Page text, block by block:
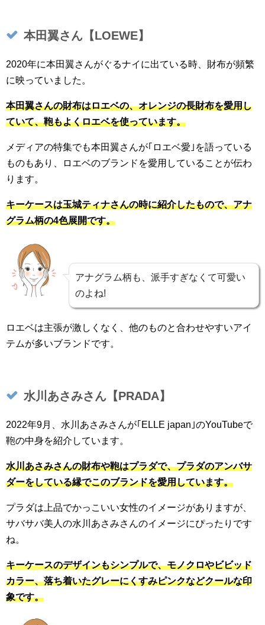
本田翼さん【LOEWE】
2020年に本田翼さんがぐるナイに出ている時、財布が頻繁
に映っていました。
本田翼さんの財布はロエベの、オレンジの長財布を愛用し
ていて、鞄もよくロエベを使っています。
メディアの特集でも本田翼さんが｢ロエベ愛｣を語っている
ものもあり、ロエベのブランドを愛用していることが伝わ
ります。
キーケースは玉城ティナさんの時に紹介したもので、アナ
グラム柄の4色展開です。
アナグラム柄も、派手すぎなくて可愛い
のよね!
ロエベは主張が激しくなく、他のものと合わせやすいアイ
テムが多いブランドです。
水川あさみさん【PRADA】
2022年9月、水川あさみさんが｢ELLE japan｣のYouTubeで
鞄の中身を紹介しています。
水川あさみさんの財布や鞄はプラダで、プラダのアンバサ
ダーをしている縁でこのブランドを愛用しています。
プラダは上品でかっこいい女性のイメージがありますが、
サバサバ美人の水川あさみさんのイメージにぴったりです
ね。
キーケースのデザインもシンプルで、モノクロやビビッド
カラー、落ち着いたグレーにくすみピンクなどクールな印
象です。